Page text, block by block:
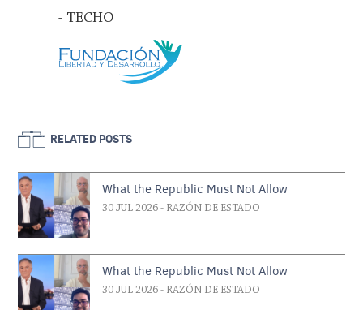
- TECHO
RELATED POSTS
What the Republic Must Not Allow
30 JUL 2026 - RAZÓN DE ESTADO
What the Republic Must Not Allow
30 JUL 2026 - RAZÓN DE ESTADO